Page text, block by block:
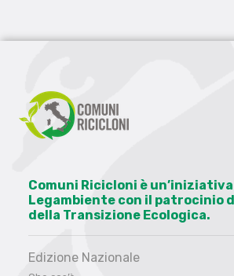
Comuni Ricicloni è
Legambiente con il patrocinio
della Transizione Ecologica.
Edizione Nazionale